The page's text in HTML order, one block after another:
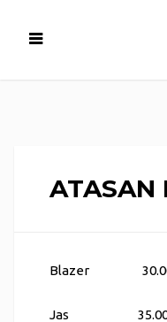
ATASAN
Blazer
Jas